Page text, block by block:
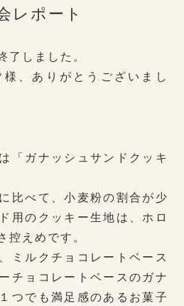
レポート
了しました。
、ありがとうございまし
「ガナッシュサンドクッキ
比べて、小麦粉の割合が少
用のクッキー生地は、ホロ
控えめです。
ミルクチョコレートベース
チョコレートベースのガナ
つでも満足感のあるお菓子